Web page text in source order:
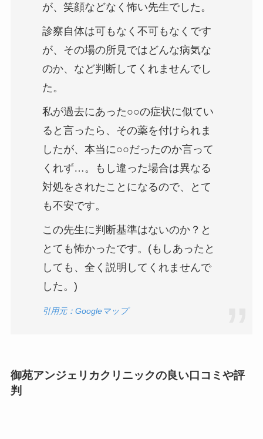
が、笑顔などなく怖い先生でした。
診察自体は可もなく不可もなくです
が、その場の所見ではどんな病気な
のか、など判断してくれませんでし
た。
私が過去にあった○○の症状に似てい
ると言ったら、その薬を付けられま
したが、本当に○○だったのか言って
くれず…。もし違った場合は異なる
対処をされたことになるので、とて
も不安です。
この先生に判断基準はないのか？と
とても怖かったです。(もしあったと
しても、全く説明してくれませんで
した。)
引用元：Googleマップ
御苑アンジェリカクリニックの良い口コミや評
判